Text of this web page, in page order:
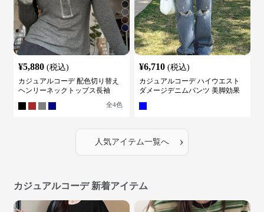
¥5,880 (税込)
カジュアルコーデ 配色切り替え
ヘンリーネックトップス長袖
全4色
¥6,710 (税込)
カジュアルコーデ ハイウエスト
ダメージデニムパンツ 美脚効果
人気アイテム一覧へ ›
カジュアルコーデ 新着アイテム